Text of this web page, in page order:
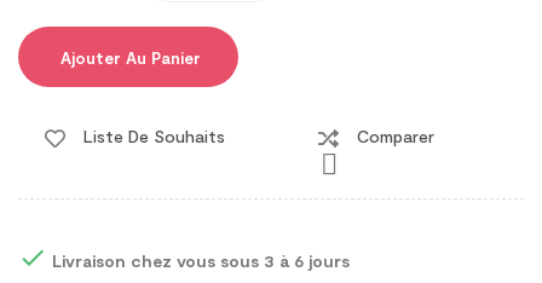
Ajouter Au Panier
Liste De Souhaits

Comparer
 Livraison chez vous sous 3 à 6 jours